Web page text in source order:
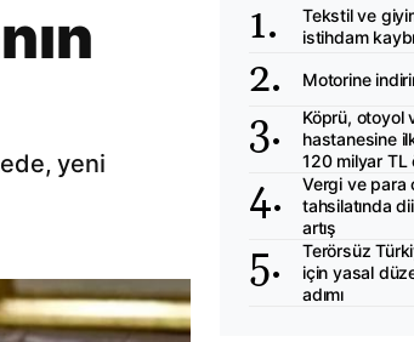
yeni
Tekstil ve
istihdam
Motorine
Köprü, otoyol
hastanesine
120 milyar TL
Vergi ve para
tahsilatında
artış
Terörsüz
için yasal
adımı